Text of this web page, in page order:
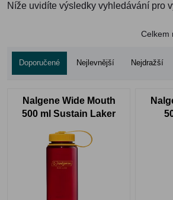
Níže uvidíte výsledky vyhledávání pro
Celkem
Doporučené Nejlevnější Nejdražší
Nalgene Wide Mouth
500 ml Sustain Laker